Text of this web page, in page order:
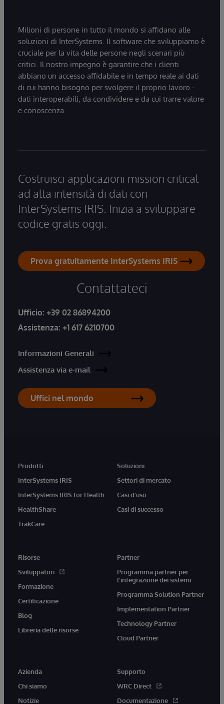
Milioni di persone in tutto il mondo si affidano alle
soluzioni di InterSystems. Il software che sviluppiamo è
cruciale per la vita delle persone negli scenari più
critici. Il nostro impegno è garantire che i clienti
abbiano un accesso affidabile e in tempo reale ai dati
di cui hanno bisogno per svolgere il proprio lavoro -
dati interoperabili, da condividere e da cui trarre valore
e conoscenza.
Costruisci applicazioni mission critical
ad alta intensità di dati con
InterSystems IRIS. Inizia a sviluppare
codice gratis oggi.
Prova gratuitamente InterSystems IRIS
Contattateci
Ufficio: +39 02 86894200
Assistenza: +1 617 6210700
Informazioni Generali
Assistenza via e-mail
Uffici nel mondo
Prodotti
InterSystems IRIS
InterSystems IRIS for Health
HealthShare
TrakCare
Soluzioni
Settori di mercato
Casi d'uso
Casi di successo
Risorse
Sviluppatori
Formazione
Certificazione
Blog
Libreria delle risorse
Partner
Programma partner per
l'integrazione dei sistemi
Programma Solution Partner
Implementation Partner
Technology Partner
Cloud Partner
Azienda
Chi siamo
Notizie
Supporto
WRC Direct
Documentazione